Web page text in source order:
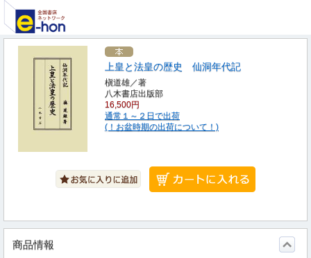
上皇と法皇の歴史 仙洞年代記
槇道雄／著
八木書店出版部
16,500円
通常１～２日で出荷
(！お盆時期の出荷について！)
商品情報